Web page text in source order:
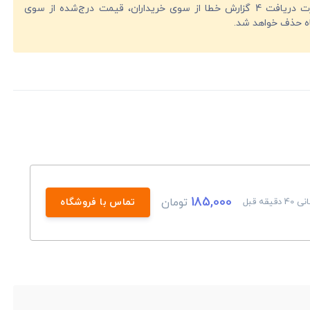
در صورت دریافت 4 گزارش خطا از سوی خریداران، قیمت درج‌شده از سوی
حذف خواهد شد.
قبل 185,000 تومان تماس با فروشگاه